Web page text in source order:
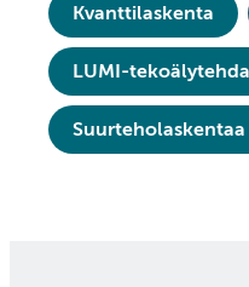
Kvanttilaskenta
LUMI-